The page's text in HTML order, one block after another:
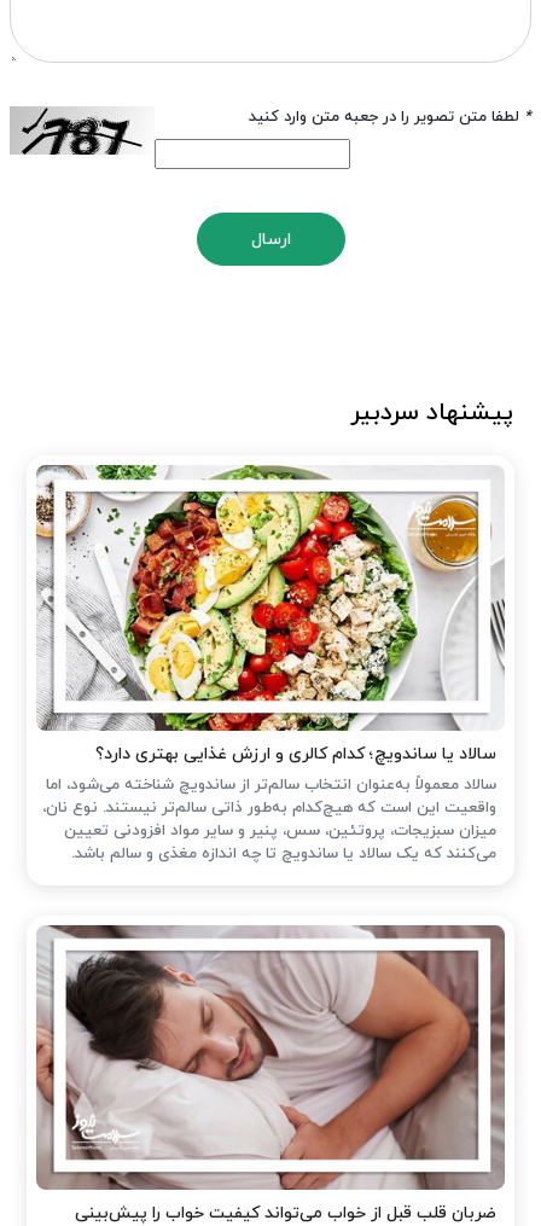
* لطفا متن تصویر را در جعبه متن وارد کنید
ارسال
پیشنهاد سردبیر
سالاد یا ساندویچ؛ کدام کالری و ارزش غذایی بهتری دارد؟
سالاد معمولاً به‌عنوان انتخاب سالم‌تر از ساندویچ شناخته می‌شود، اما
واقعیت این است که هیچ‌کدام به‌طور ذاتی سالم‌تر نیستند. نوع نان،
میزان سبزیجات، پروتئین، سس، پنیر و سایر مواد افزودنی تعیین
می‌کنند که یک سالاد یا ساندویچ تا چه اندازه مغذی و سالم باشد.
ضربان قلب قبل از خواب می‌تواند کیفیت خواب را پیش‌بینی